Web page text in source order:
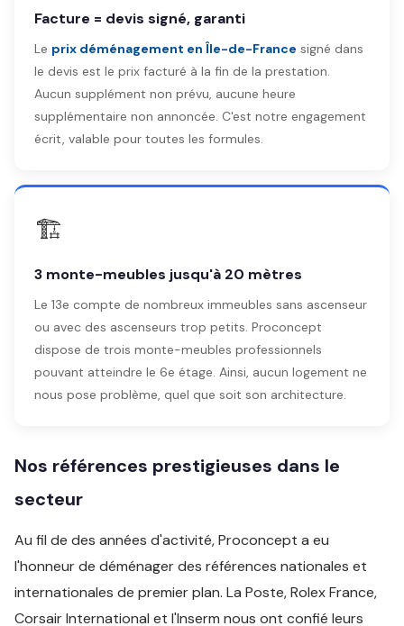
Facture = devis signé, garanti
Le prix déménagement en Île-de-France signé dans
le devis est le prix facturé à la fin de la prestation.
Aucun supplément non prévu, aucune heure
supplémentaire non annoncée. C'est notre engagement
écrit, valable pour toutes les formules.
🏗️
3 monte-meubles jusqu'à 20 mètres
Le 13e compte de nombreux immeubles sans ascenseur
ou avec des ascenseurs trop petits. Proconcept
dispose de trois monte-meubles professionnels
pouvant atteindre le 6e étage. Ainsi, aucun logement ne
nous pose problème, quel que soit son architecture.
Nos références prestigieuses dans le
secteur
Au fil de des années d'activité, Proconcept a eu
l'honneur de déménager des références nationales et
internationales de premier plan. La Poste, Rolex France,
Corsair International et l'Inserm nous ont confié leurs